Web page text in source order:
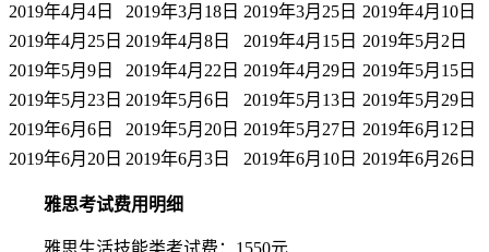
2019年4月4日
2019年3月18日 2019年3月25日 2019年4月10日
2019年4月25日 2019年4月8日 2019年4月15日 2019年5月2日
2019年5月9日
2019年4月22日 2019年4月29日 2019年5月15日
2019年5月23日 2019年5月6日 2019年5月13日 2019年5月29日
2019年6月6日
2019年5月20日 2019年5月27日 2019年6月12日
2019年6月20日 2019年6月3日 2019年6月10日 2019年6月26日
雅思考试费用明细
雅思生活技能类考试费：1550元